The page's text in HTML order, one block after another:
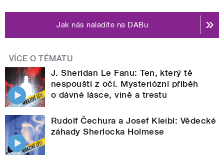
Jak nás naladíte na DABu
VÍCE O TÉMATU
J. Sheridan Le Fanu: Ten, který tě
nespouští z očí. Mysteriózní příběh
o dávné lásce, vině a trestu
Rudolf Čechura a Josef Kleibl: Vědecké
záhady Sherlocka Holmese